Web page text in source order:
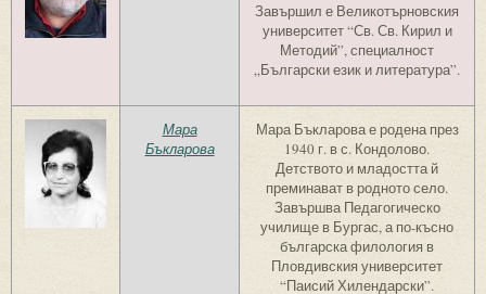
Завършил е Великотърновския
университет “Св. Св. Кирил и
Методий”, специалност
„Български език и литература”.
Мара
Бъкларова
Мара Бъкларова е родена през
1940 г. в с. Кондолово.
Детството и младостта й
преминават в родното село.
Завършва Педагогическо
училище в Бургас, а по-късно
българска филология в
Пловдивския университет
“Паисий Хилендарски”.